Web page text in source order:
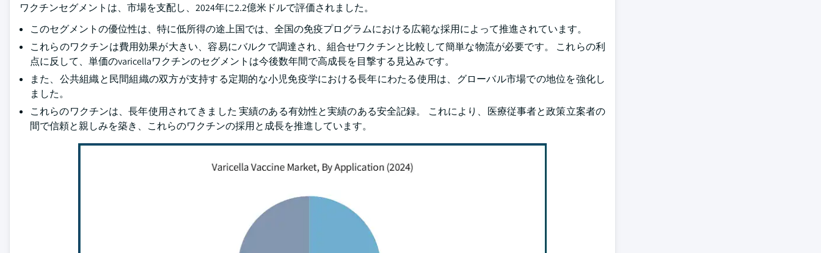
ワクチンセグメントは、市場を支配し、2024年に2.2億米ドルで評価されました。
このセグメントの優位性は、特に低所得の途上国では、全国の免疫プログラムにおける広範な採用によって推進されています。
これらのワクチンは費用効果が大きい、容易にバルクで調達され、組合せワクチンと比較して簡単な物流が必要です。 これらの利
点に反して、単価のvaricellaワクチンのセグメントは今後数年間で高成長を目撃する見込みです。
また、公共組織と民間組織の双方が支持する定期的な小児免疫学における長年にわたる使用は、グローバル市場での地位を強化し
ました。
これらのワクチンは、長年使用されてきました 実績のある有効性と実績のある安全記録。 これにより、医療従事者と政策立案者の
間で信頼と親しみを築き、これらのワクチンの採用と成長を推進しています。